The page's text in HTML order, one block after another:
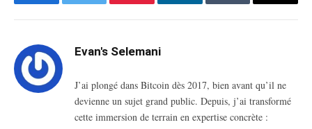
FacebookTwitter Pinterest LinkedInTumblr Email
Evan's Selemani
J’ai plongé dans Bitcoin dès 2017, bien avant qu’il ne
devienne un sujet grand public. Depuis, j’ai transformé
cette immersion de terrain en expertise concrète :